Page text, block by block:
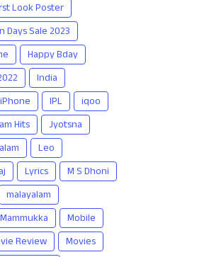
Look Poster
Days Sale 2023
Happy Bday
India
iPhone IPL
iqoo
Hits
Jyotsna
Leo
Lyrics
M S Dhoni
malayalam
Mammukka
Mobile
Review
Movies